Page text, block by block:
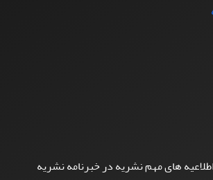
های مهم نشریه در خبرنامه نشریه